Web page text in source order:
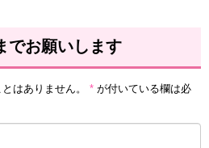
でお願いします
はありません。 * が付いている欄は必